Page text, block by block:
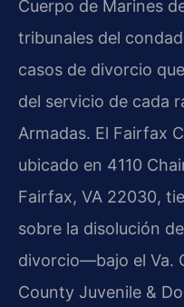
Cuerpo de Marines
tribunales del
casos de divorcio
del servicio de cada
Armadas. El Fairfax
ubicado en 4110
Fairfax, VA 22030,
sobre la disolución
divorcio—bajo el Va.
County Juvenile &